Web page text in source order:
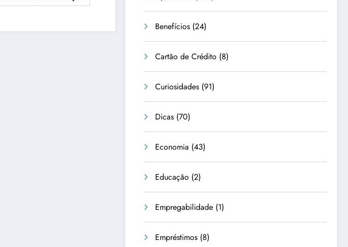
Benefícios (24)
Cartão de Crédito (8)
Curiosidades (91)
Dicas (70)
Economia (43)
Educação (2)
Empregabilidade (1)
Empréstimos (8)